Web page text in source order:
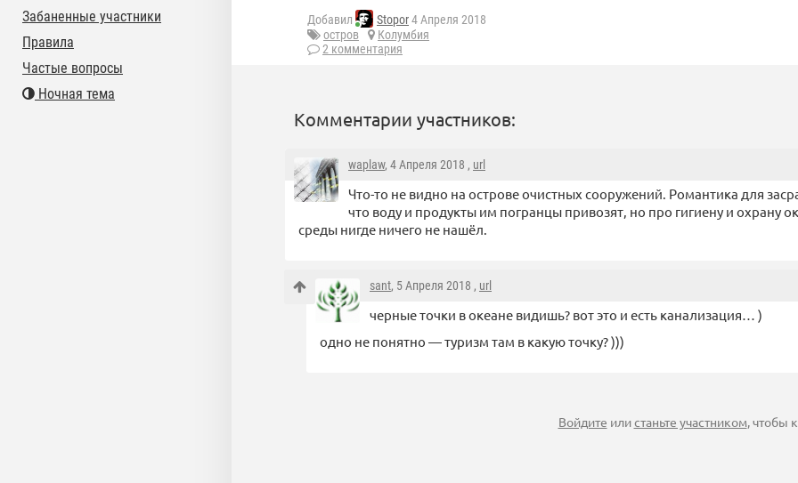
Добавил Stopor4 Апреля 2018
остров
Колумбия
2 комментария
Комментарии участников:
waplaw, 4 Апреля 2018 , url
Что-то не видно на острове очистных сооружений. Романтика для
что воду и продукты им погранцы привозят, но про гигиену и охрану
среды нигде ничего не нашёл.
sant, 5 Апреля 2018 , url
черные точки в океане видишь? вот это и есть канализация… )
одно не понятно — туризм там в какую точку? )))
Войдите илистаньте участником, чтобы
Забаненные участники
Правила
Частые вопросы
Ночная тема